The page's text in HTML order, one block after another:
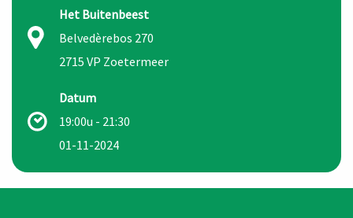
Het Buitenbeest
Belvedèrebos 270
2715 VP Zoetermeer
Datum
19:00u - 21:30
01-11-2024